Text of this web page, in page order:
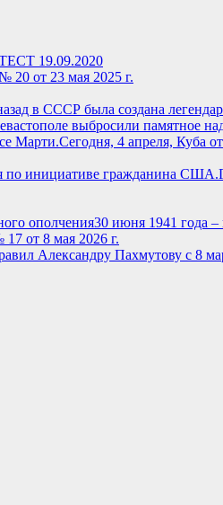
19.09.2020
20 от 23 мая 2025 г.
в СССР была создана
выбросили памятное
Сегодня, 4 апреля, Куба
30 июня 1941 года
17 от 8 мая 2026 г.
Александру Пахмутову с 8